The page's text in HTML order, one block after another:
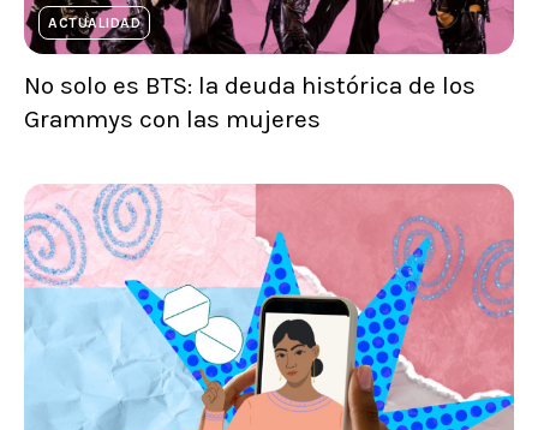
ACTUALIDAD
No solo es BTS: la deuda histórica de los
Grammys con las mujeres